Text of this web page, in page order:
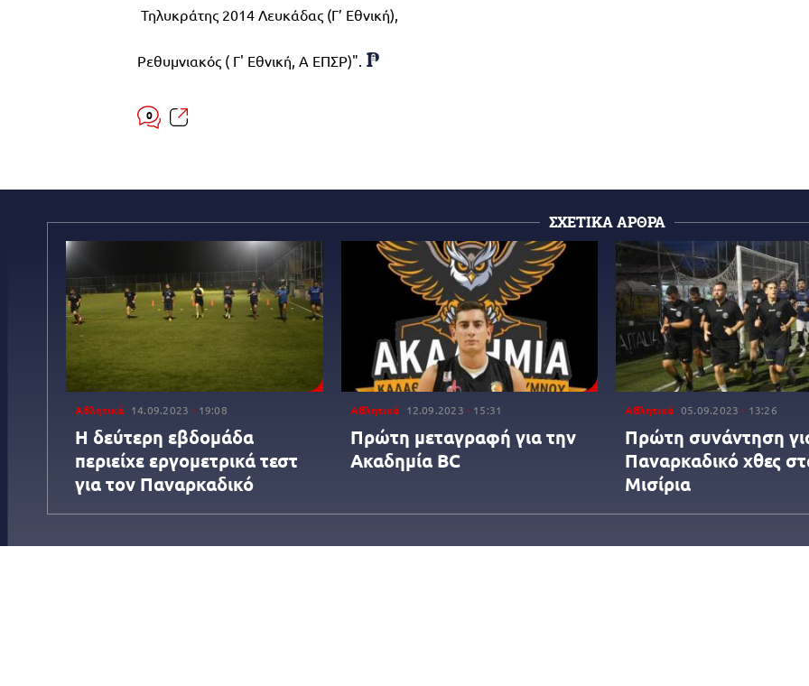
Τηλυκράτης 2014 Λευκάδας (Γ’ Εθνική),
Ρεθυμνιακός ( Γ' Εθνική, Α ΕΠΣΡ)".
0
ΣΧΕΤΙΚΑ ΑΡΘΡΑ
Αθλητικά 14.09.2023 19:08
Η δεύτερη εβδομάδα
περιείχε εργομετρικά τεστ
για τον Παναρκαδικό
Αθλητικά 12.09.2023 15:31
Πρώτη μεταγραφή για την
Ακαδημία BC
Αθλητικά 05.09.2023 13:26
Πρώτη συνάντηση
Παναρκαδικό χθες
Μισίρια